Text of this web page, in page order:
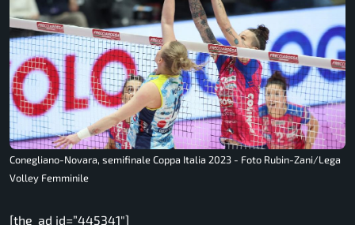
Conegliano-Novara, semifinale Coppa Italia 2023 - Foto Rubin-Zani/Lega
Volley Femminile
[the_ad id=”445341″]